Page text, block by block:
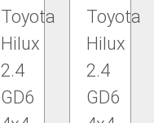
Toyota
Hilux
2.4
GD6
Toyota
Hilux
2.4
GD6